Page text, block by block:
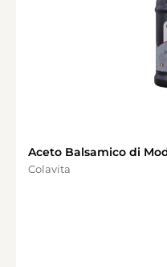
Aceto Balsamico di
Colavita